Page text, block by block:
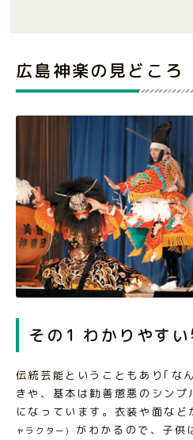
広島神楽の見どころ
その1 わかりやすい
伝統芸能ということもあり｢な
きや、基本は勧善懲悪のシン
になっています。衣装や面な
ャラクター)
がわかるので、子供